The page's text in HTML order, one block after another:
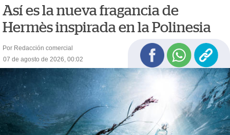
Así es la nueva fragancia de
Hermès inspirada en la Polinesia
Por Redacción comercial
07 de agosto de 2026, 00:02